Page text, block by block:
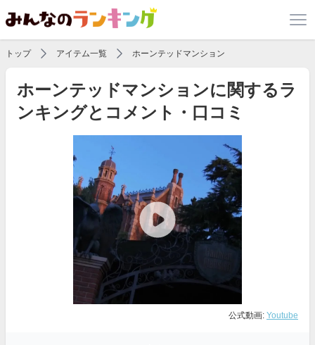
トップ アイテム一覧 ホーンテッドマンション
ホーンテッドマンションに関するラ
ンキングとコメント・口コミ
公式動画: Youtube